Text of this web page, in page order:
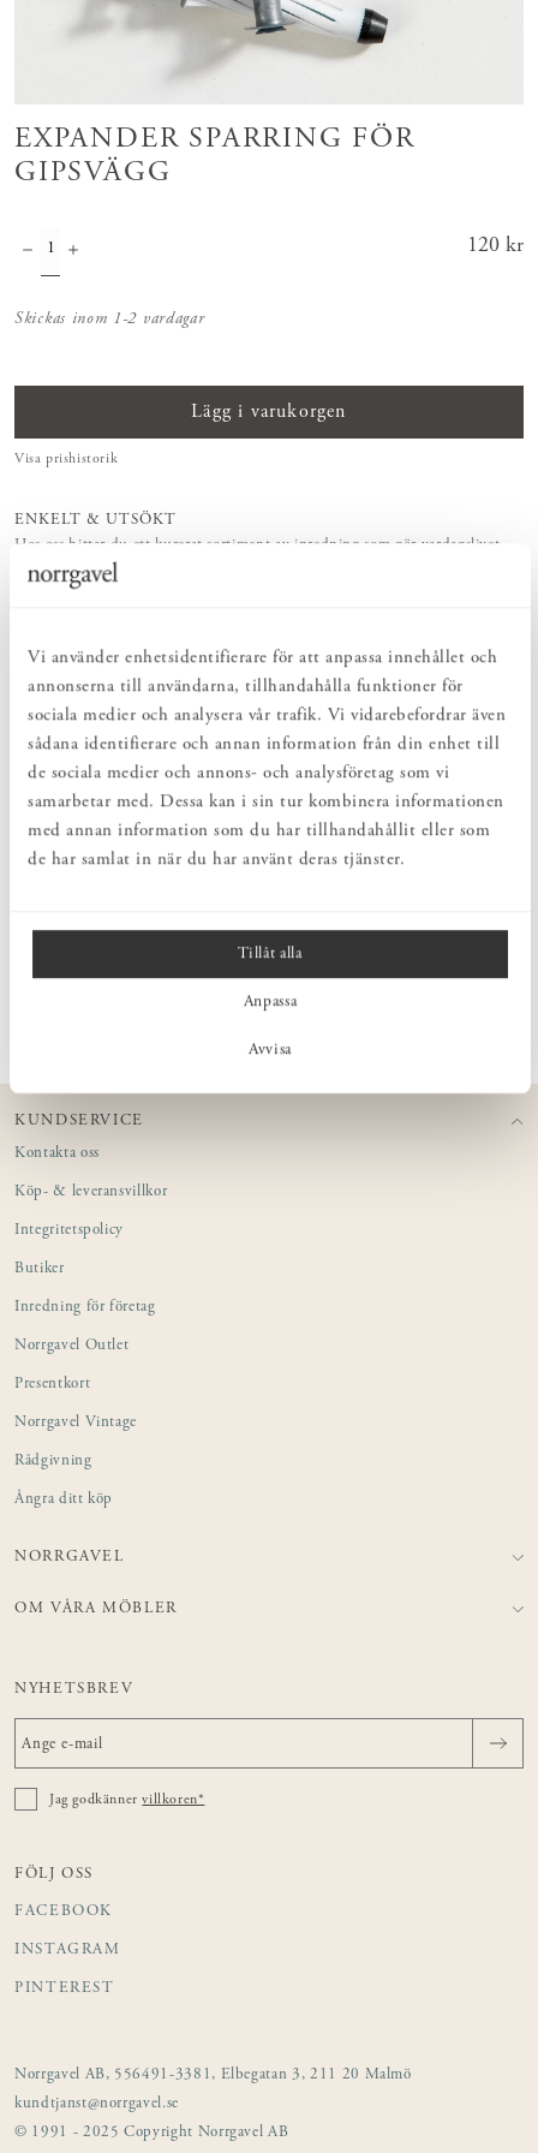
Vi använder enhetsidentifierare för att anpassa innehållet och
annonserna till användarna, tillhandahålla funktioner för
sociala medier och analysera vår trafik. Vi vidarebefordrar även
sådana identifierare och annan information från din enhet till
de sociala medier och annons- och analysföretag som vi
samarbetar med. Dessa kan i sin tur kombinera informationen
med annan information som du har tillhandahållit eller som
de har samlat in när du har använt deras tjänster.
Tillåt alla
Anpassa
Avvisa
EXPANDER SPARRING FÖR
GIPSVÄGG
Pris :
120 kr
Skickas inom 1-2 vardagar
Lägg i varukorgen
Visa prishistorik
ENKELT & UTSÖKT
Hos oss hittar du ett kurerat sortiment av inredning som gör vardagslivet
både enkelt och vackert.
NATURLIGT & LÅNGSIKTIGT
PRODUKTBESKRIVNING
hyllsystem på en gipsvägg. Tänk på att förborra med lagom
dimension för pluggen - hålet ska endast vara så stort att man med
visst motstånd kan trycka in pluggen i väggen.
KUNDSERVICE
Kontakta oss
Köp- & leveransvillkor
Integritetspolicy
Butiker
Inredning för företag
Norrgavel Outlet
Presentkort
Norrgavel Vintage
Rådgivning
Ångra ditt köp
NORRGAVEL
OM VÅRA MÖBLER
NYHETSBREV
Jag godkännervillkoren*
FÖLJ OSS
FACEBOOK
INSTAGRAM
PINTEREST
Norrgavel AB, 556491-3381, Elbegatan 3, 211 20 Malmö
kundtjanst@norrgavel.se
© 1991 - 2025 Copyright Norrgavel AB